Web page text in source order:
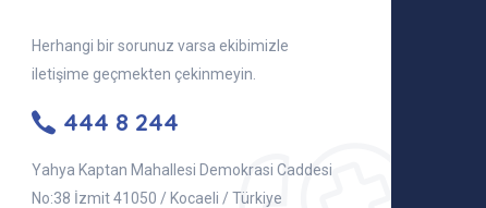
Herhangi bir sorunuz varsa ekibimizle
iletişime geçmekten çekinmeyin.
444 8 244
Yahya Kaptan Mahallesi Demokrasi Caddesi
No:38 İzmit 41050 / Kocaeli / Türkiye